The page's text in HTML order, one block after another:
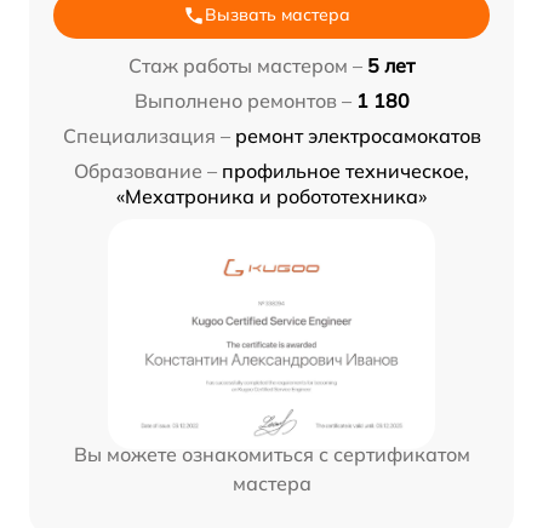
Вызвать мастера
Стаж работы мастером – 5 лет
Выполнено ремонтов – 1 180
Специализация – ремонт электросамокатов
Образование – профильное техническое,
«Мехатроника и робототехника»
Вы можете ознакомиться с сертификатом
мастера